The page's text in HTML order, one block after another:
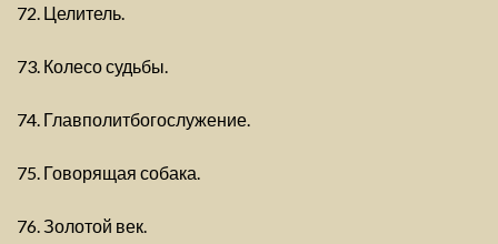
72. Целитель.
73. Колесо судьбы.
74. Главполитбогослужение.
75. Говорящая собака.
76. Золотой век.